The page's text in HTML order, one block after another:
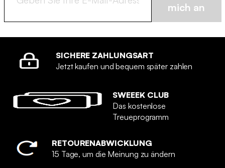
mich an
SICHERE ZAHLUNGSART
Jetzt kaufen und bequem später zahlen
SWEEEK CLUB
Das kostenlose
Treueprogramm
RETOURENABWICKLUNG
15 Tage, um die Meinung zu ändern